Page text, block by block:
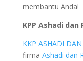
membantu Anda!
KPP Ashadi dan
KKP ASHADI
firma Ashadi dan